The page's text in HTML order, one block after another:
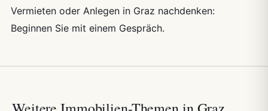
Vermieten oder Anlegen in Graz nachdenken:
Beginnen Sie mit einem Gespräch.